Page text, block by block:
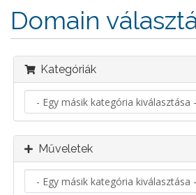
Domain
Kategóriák
Műveletek